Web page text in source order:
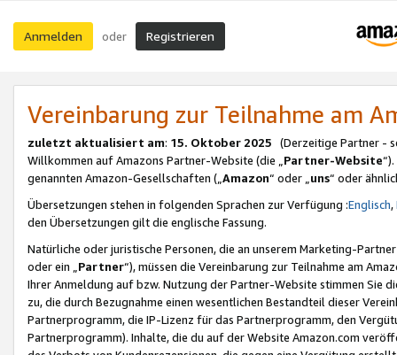
Anmelden oder Registrieren
Vereinbarung zur Teilnahme am
zuletzt aktualisiert am: 15. Oktober 2025 (Derzeitige Partner -
Willkommen auf Amazons Partner-Website (die „Partner-Website
genannten Amazon-Gesellschaften („Amazon“ oder „uns“ oder
Übersetzungen stehen in folgenden Sprachen zur Verfügung :Englisch,
den Übersetzungen gilt die englische Fassung.
Natürliche oder juristische Personen, die an unserem Marketing-
oder ein „Partner“), müssen die Vereinbarung zur Teilnahme am
Ihrer Anmeldung auf bzw. Nutzung der Partner-Website stimmen Sie
zu, die durch Bezugnahme einen wesentlichen Bestandteil dieser
Partnerprogramm, die IP-Lizenz für das Partnerprogramm, den
Partnerprogramm). Inhalte, die du auf der Website Amazon.com